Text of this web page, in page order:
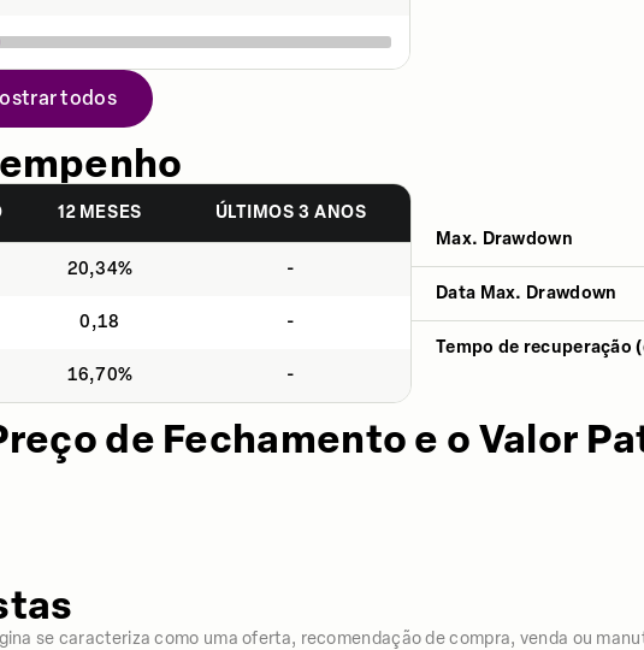
todos
12 MESES ÚLTIMOS 3 ANOS
20,34% -
0,18 -
16,70% -
Max. Drawdown
Data Max. Drawdown
Tempo de recuperação
de Fechamento e o Valor
se caracteriza como uma oferta, recomendação de compra, venda ou